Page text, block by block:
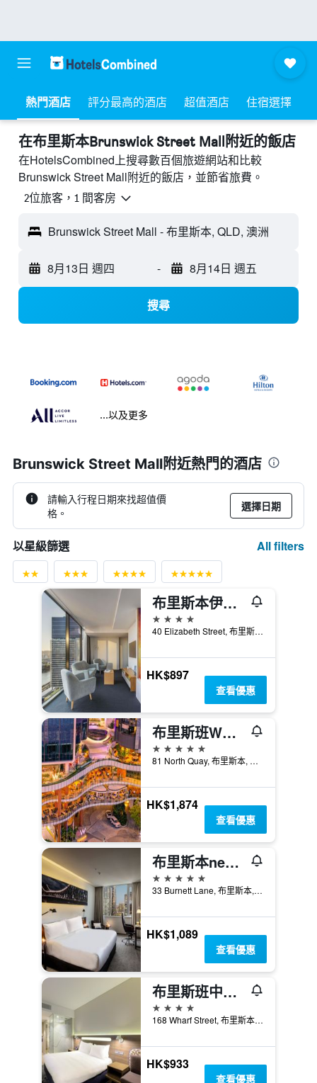
熱門酒店 評分最高的酒店 超值酒店 住宿選擇
​在布里斯本Brunswick Street Mall附近​的飯店
在HotelsCombined上搜尋數百個旅遊網站和比較
Brunswick Street Mall附近的飯店，並節省旅費。
2位旅客，1 間客房
Brunswick Street Mall - 布里斯本, QLD, 澳洲
8月13日 週四 - 8月14日 週五
搜尋
...以及更多
Brunswick Street Mall附近熱門的酒店
請輸入行程日期來找超值價
格。
選擇日期
以星級篩選 All filters
布里斯本伊麗莎白街宜必思尚品飯店
4星級
40 Elizabeth Street, 布里斯本, QLD, 澳洲
HK$897
查看優惠
布里斯班W酒店
5星級
81 North Quay, 布里斯本, QLD, 澳洲
HK$1,874
查看優惠
布里斯本next飯店
5星級
33 Burnett Lane, 布里斯本, QLD, 澳洲
HK$1,089
查看優惠
布里斯班中心智選假日酒店
4星級
168 Wharf Street, 布里斯本, QLD, 澳洲
HK$933
查看優惠